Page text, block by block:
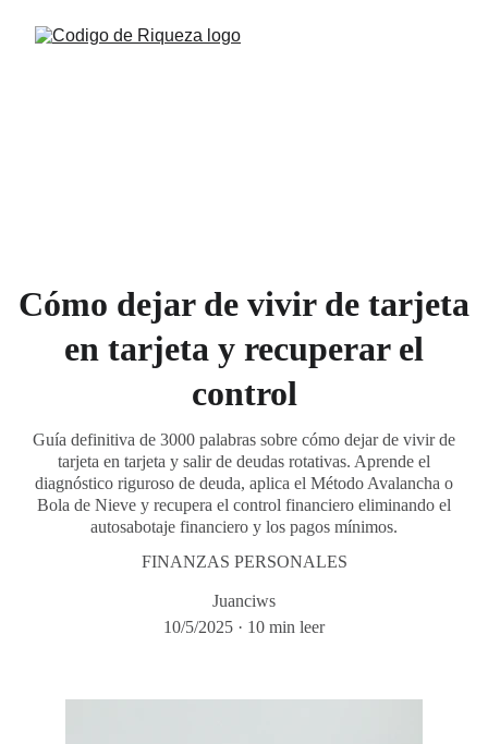
Cómo dejar de vivir de tarjeta
en tarjeta y recuperar el
control
Guía definitiva de 3000 palabras sobre cómo dejar de vivir de
tarjeta en tarjeta y salir de deudas rotativas. Aprende el
diagnóstico riguroso de deuda, aplica el Método Avalancha o
Bola de Nieve y recupera el control financiero eliminando el
autosabotaje financiero y los pagos mínimos.
FINANZAS PERSONALES
Juanciws
10/5/2025
10 min leer